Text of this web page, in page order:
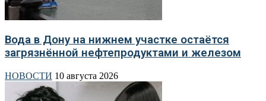
Вода в Дону на нижнем участке остаётся
загрязнённой нефтепродуктами и железом
НОВОСТИ 10 августа 2026